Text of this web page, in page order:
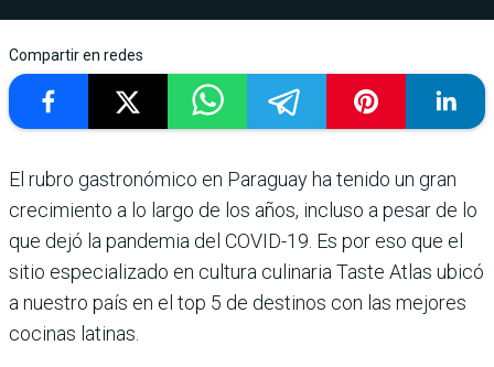
Compartir en redes
El rubro gastronómico en Paraguay ha tenido un gran
crecimiento a lo largo de los años, incluso a pesar de lo
que dejó la pandemia del COVID-19. Es por eso que el
sitio especializado en cultura culinaria Taste Atlas ubicó
a nuestro país en el top 5 de destinos con las mejores
cocinas latinas.